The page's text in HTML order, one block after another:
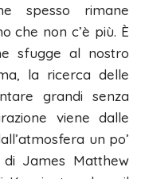
spesso rimane
che non c’è più. È
sfugge al nostro
la ricerca delle
grandi senza
viene dalle
un po’
James Matthew